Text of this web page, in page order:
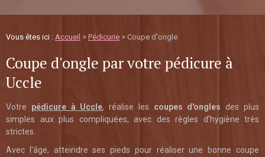
Vous êtes ici : Accueil > Pédicurie > Coupe d'ongle
Coupe d'ongle par votre pédicure à
Uccle
Votre pédicure à Uccle, réalise les coupes d'ongles des plus
simples aux plus compliquées, avec des règles d’hygiène très
strictes.
Avec l'âge, atteindre ses pieds pour réaliser une bonne coupe